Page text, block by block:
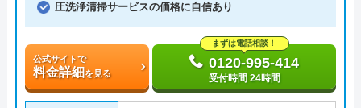
圧洗浄清掃サービスの価格に自信あり
公式サイトで
料金詳細を見る
まずは電話相談！
0120-995-414
受付時間 24時間